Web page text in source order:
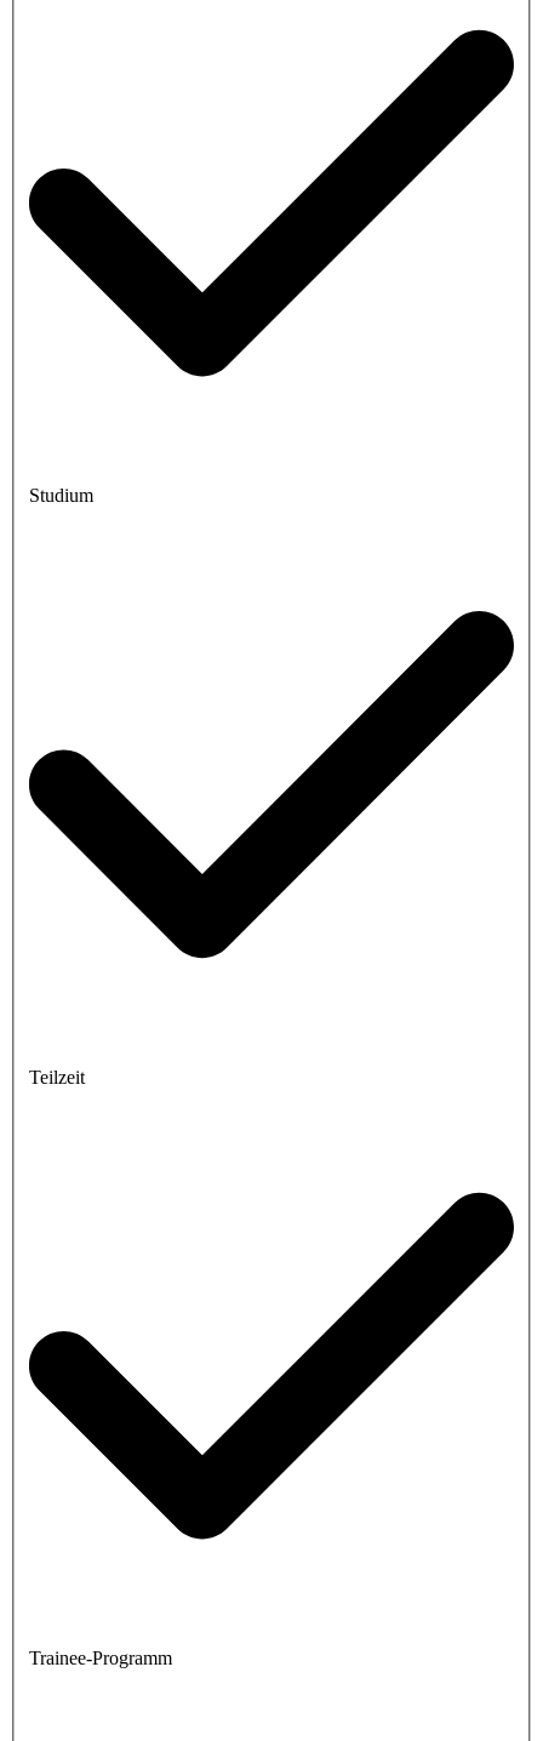
Studium
Teilzeit
Trainee-Programm